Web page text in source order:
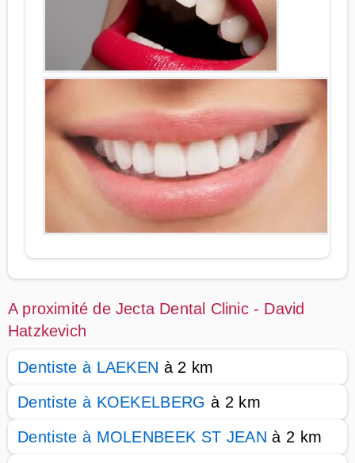
A proximité de Jecta Dental Clinic - David
Hatzkevich
Dentiste à LAEKEN à 2 km
Dentiste à KOEKELBERG à 2 km
Dentiste à MOLENBEEK ST JEAN à 2 km